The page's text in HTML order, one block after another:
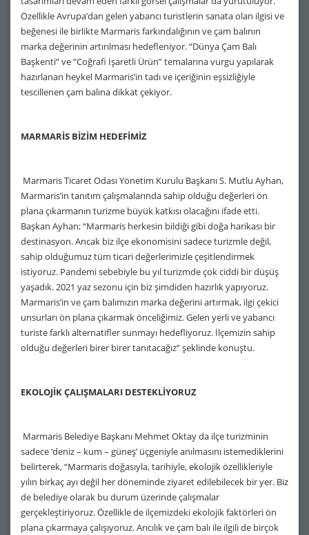
Özellikle Avrupa’dan gelen yabancı turistlerin sanata olan ilgisi ve
beğenesi ile birlikte Marmaris farkındalığının ve çam balının
marka değerinin artırılması hedefleniyor. “Dünya Çam Balı
Başkenti” ve “Coğrafi İşaretli Ürün” temalarına vurgu yapılarak
hazırlanan heykel Marmaris’in tadı ve içeriğinin eşsizliğiyle
tescillenen çam balına dikkat çekiyor.
MARMARİS BİZİM HEDEFİMİZ
Marmaris Ticaret Odası Yönetim Kurulu Başkanı S. Mutlu Ayhan,
Marmaris’in tanıtım çalışmalarında sahip olduğu değerleri ön
plana çıkarmanın turizme büyük katkısı olacağını ifade etti.
Başkan Ayhan; “Marmaris herkesin bildiği gibi doğa harikası bir
destinasyon. Ancak biz ilçe ekonomisini sadece turizmle değil,
sahip olduğumuz tüm ticari değerlerimizle çeşitlendirmek
istiyoruz. Pandemi sebebiyle bu yıl turizmde çok ciddi bir düşüş
yaşadık. 2021 yaz sezonu için biz şimdiden hazırlık yapıyoruz.
Marmaris’in ve çam balımızın marka değerini artırmak, ilgi çekici
unsurları ön plana çıkarmak önceliğimiz. Gelen yerli ve yabancı
turiste farklı alternatifler sunmayı hedefliyoruz. İlçemizin sahip
olduğu değerleri birer birer tanıtacağız” şeklinde konuştu.
EKOLOJİK ÇALIŞMALARI DESTEKLİYORUZ
Marmaris Belediye Başkanı Mehmet Oktay da ilçe turizminin
sadece ‘deniz – kum – güneş’ üçgeniyle anılmasını istemediklerini
belirterek, “Marmaris doğasıyla, tarihiyle, ekolojik özellikleriyle
yılın birkaç ayı değil her döneminde ziyaret edilebilecek bir yer. Biz
de belediye olarak bu durum üzerinde çalışmalar
gerçekleştiriyoruz. Özellikle de ilçemizdeki ekolojik faktörleri ön
plana çıkarmaya çalışıyoruz. Arıcılık ve çam balı ile ilgili de birçok